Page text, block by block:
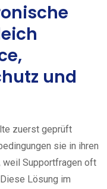
und
zuerst geprüft
sie in ihren
weil Supportfragen oft
Lösung im